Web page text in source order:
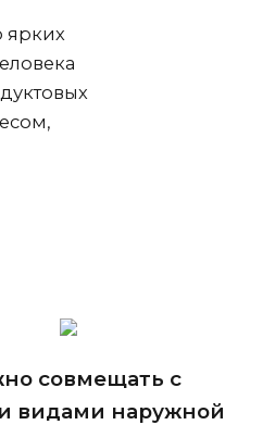
ярких
совмещать с
видами наружной